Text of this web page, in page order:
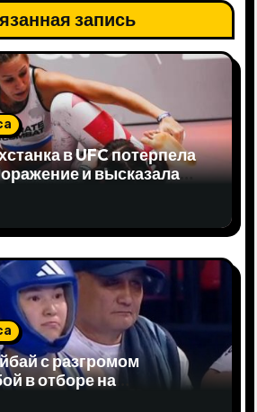
запись
в UFC потерпела
и высказала
с разгромом
в отборе на